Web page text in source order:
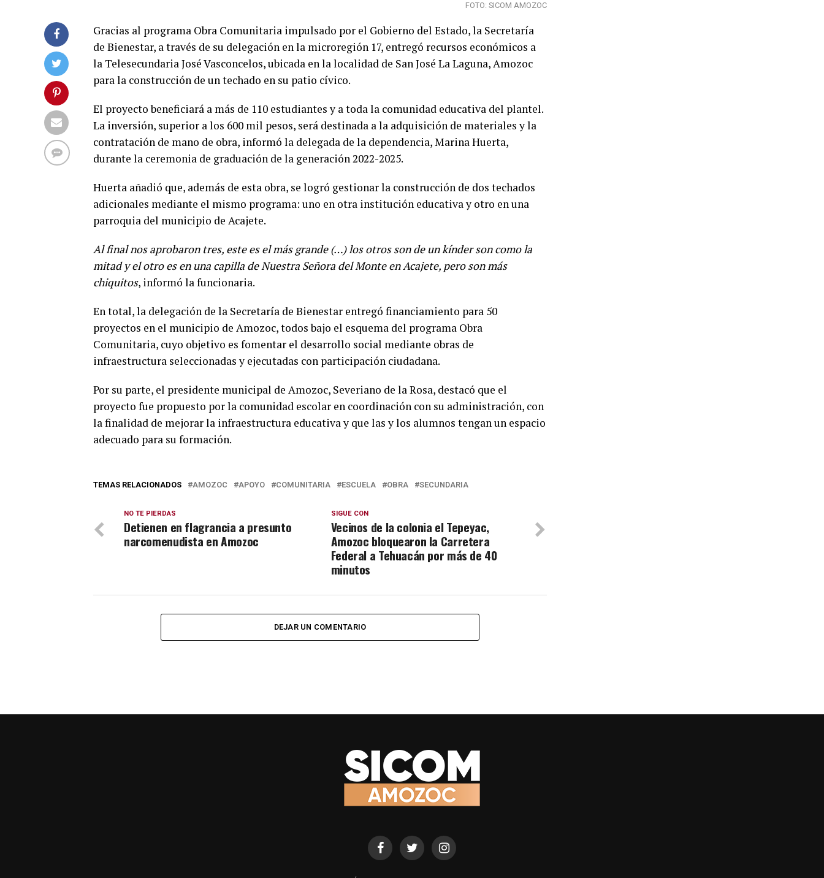
FOTO: SICOM AMOZOC
Gracias al programa Obra Comunitaria impulsado por el Gobierno del Estado, la Secretaría
de Bienestar, a través de su delegación en la microregión 17, entregó recursos económicos a
la Telesecundaria José Vasconcelos, ubicada en la localidad de San José La Laguna, Amozoc
para la construcción de un techado en su patio cívico.
El proyecto beneficiará a más de 110 estudiantes y a toda la comunidad educativa del plantel.
La inversión, superior a los 600 mil pesos, será destinada a la adquisición de materiales y la
contratación de mano de obra, informó la delegada de la dependencia, Marina Huerta,
durante la ceremonia de graduación de la generación 2022-2025.
Huerta añadió que, además de esta obra, se logró gestionar la construcción de dos techados
adicionales mediante el mismo programa: uno en otra institución educativa y otro en una
parroquia del municipio de Acajete.
Al final nos aprobaron tres, este es el más grande (…) los otros son de un kínder son como la
mitad y el otro es en una capilla de Nuestra Señora del Monte en Acajete, pero son más
chiquitos, informó la funcionaria.
En total, la delegación de la Secretaría de Bienestar entregó financiamiento para 50
proyectos en el municipio de Amozoc, todos bajo el esquema del programa Obra
Comunitaria, cuyo objetivo es fomentar el desarrollo social mediante obras de
infraestructura seleccionadas y ejecutadas con participación ciudadana.
Por su parte, el presidente municipal de Amozoc, Severiano de la Rosa, destacó que el
proyecto fue propuesto por la comunidad escolar en coordinación con su administración, con
la finalidad de mejorar la infraestructura educativa y que las y los alumnos tengan un espacio
adecuado para su formación.
TEMAS RELACIONADOS AMOZOC APOYO COMUNITARIA ESCUELA OBRA SECUNDARIA
SIGUE CON
Vecinos de la colonia el Tepeyac,
Amozoc bloquearon la Carretera
Federal a Tehuacán por más de 40
minutos
NO TE PIERDAS
Detienen en flagrancia a presunto
narcomenudista en Amozoc
DEJAR UN COMENTARIO